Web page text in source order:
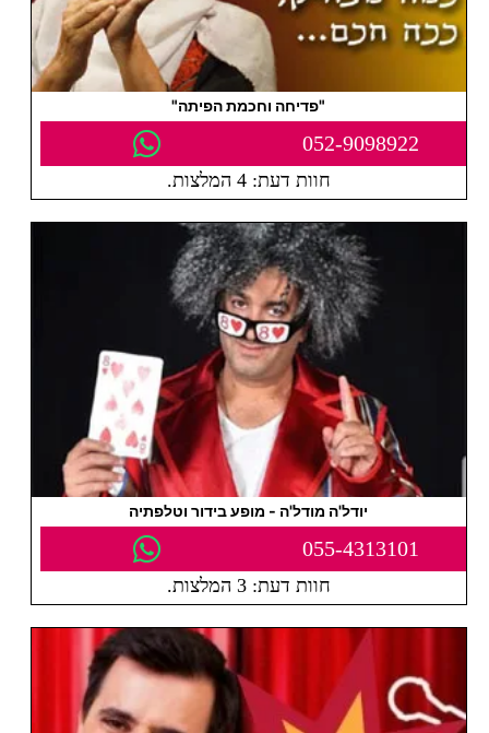
"פדיחה וחכמת הפיתה"
052-9098922
חוות דעת: 4 המלצות.
יודל'ה מודל'ה - מופע בידור וטלפתיה
055-4313101
חוות דעת: 3 המלצות.